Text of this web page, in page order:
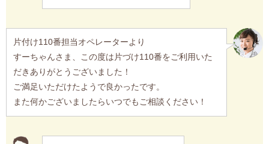
片付け110番担当オペレーターより
すーちゃんさま、この度は片づけ110番をご利用いた
だきありがとうございました！
ご満足いただけたようで良かったです。
また何かございましたらいつでもご相談ください！